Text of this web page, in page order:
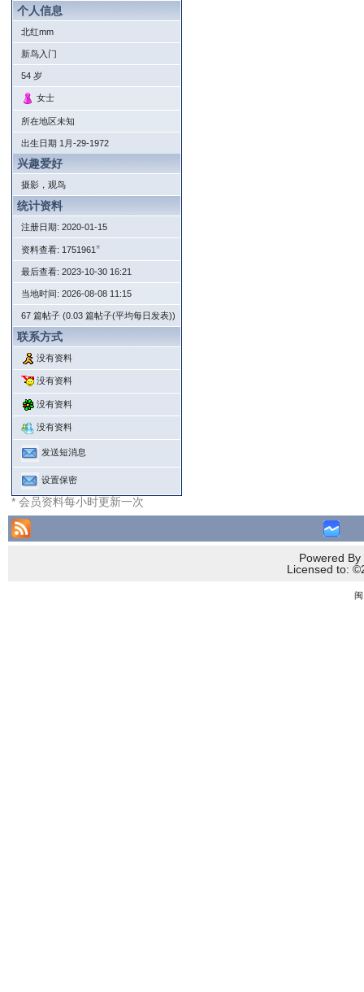
个人信息
北红mm
新鸟入门
54 岁
女士
所在地区未知
出生日期 1月-29-1972
兴趣爱好
摄影，观鸟
统计资料
注册日期: 2020-01-15
资料查看: 1751961*
最后查看: 2023-10-30 16:21
当地时间: 2026-08-08 11:15
67 篇帖子 (0.03 篇帖子(平均每日发表))
联系方式
没有资料
没有资料
没有资料
没有资料
发送短消息
设置保密
* 会员资料每小时更新一次
Powered
Licensed to: